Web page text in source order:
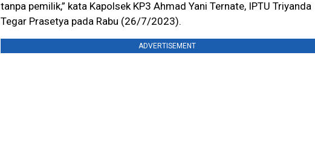
tanpa pemilik,” kata Kapolsek KP3 Ahmad Yani Ternate, IPTU Triyanda
Tegar Prasetya pada Rabu (26/7/2023).
ADVERTISEMENT